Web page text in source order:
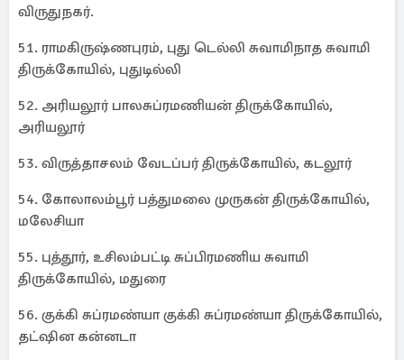
விருதுநகர்.
51. ராமகிருஷ்ணபுரம், புது டெல்லி சுவாமிநாத சுவாமி
திருக்கோயில், புதுடில்லி
52. அரியலூர் பாலசுப்ரமணியன் திருக்கோயில்,
அரியலூர்
53. விருத்தாசலம் வேடப்பர் திருக்கோயில், கடலூர்
54. கோலாலம்பூர் பத்துமலை முருகன் திருக்கோயில்,
மலேசியா
55. புத்தூர், உசிலம்பட்டி சுப்பிரமணிய சுவாமி
திருக்கோயில், மதுரை
56. குக்கி சுப்ரமண்யா குக்கி சுப்ரமண்யா திருக்கோயில்,
தட்ஷின கன்னடா